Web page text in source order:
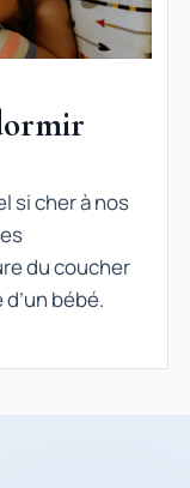
si cher à nos
du coucher
bébé.